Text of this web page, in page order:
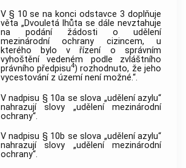
V § 10 se na konci odstavce 3 doplňuje
věta „Dvouletá lhůta se dále nevztahuje
na podání žádosti o udělení
mezinárodní ochrany cizincem, u
kterého bylo v řízení o správním
vyhoštění vedeném podle zvláštního
právního předpisu4) rozhodnuto, že jeho
vycestování z území není možné.“.
V nadpisu § 10a se slova „udělení azylu“
nahrazují slovy „udělení mezinárodní
ochrany“.
V nadpisu § 10b se slova „udělení azylu“
nahrazují slovy „udělení mezinárodní
ochrany“.